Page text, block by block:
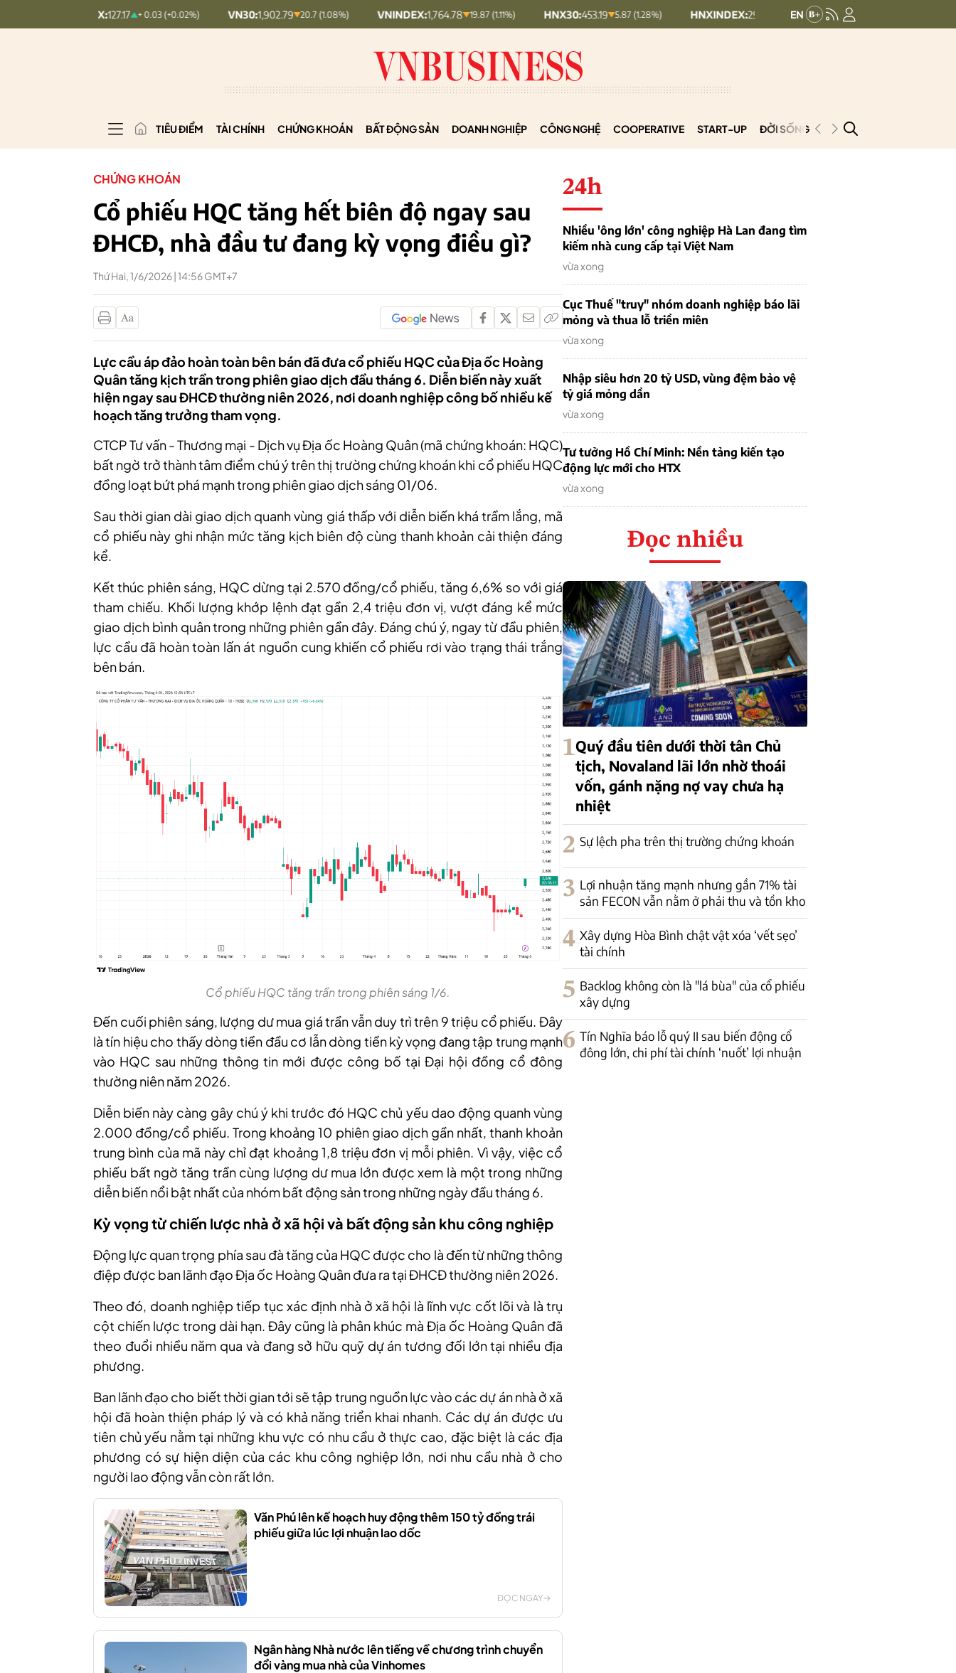
+ 0.03 (+0.02%) VN30: 1,902.79 20.7 (1.08%) VNINDEX: 1,764.78 19.87 (1.11%) HNX30: 453.19 5.87 (1.28%) HNXINDEX:292.64 8.56 (2.84%) UPCOMINDEX:
TIÊU ĐIỂM TÀI CHÍNH CHỨNG KHOÁN BẤT ĐỘNG SẢN DOANH NGHIỆP CÔNG NGHỆ COOPERATIVE START-UP ĐỜI SỐNG PODCAST
CHỨNG KHOÁN
Cổ phiếu HQC tăng hết biên độ ngay sau
ĐHCĐ, nhà đầu tư đang kỳ vọng điều gì?
Thứ Hai, 1/6/2026 | 14:56 GMT+7
Lực cầu áp đảo hoàn toàn bên bán đã đưa cổ phiếu HQC của Địa ốc Hoàng
Quân tăng kịch trần trong phiên giao dịch đầu tháng 6. Diễn biến này xuất
hiện ngay sau ĐHCĐ thường niên 2026, nơi doanh nghiệp công bố nhiều kế
hoạch tăng trưởng tham vọng.
CTCP Tư vấn - Thương mại - Dịch vụ Địa ốc Hoàng Quân (mã chứng khoán: HQC)
bất ngờ trở thành tâm điểm chú ý trên thị trường chứng khoán khi cổ phiếu HQC
đồng loạt bứt phá mạnh trong phiên giao dịch sáng 01/06.
Sau thời gian dài giao dịch quanh vùng giá thấp với diễn biến khá trầm lắng, mã
cổ phiếu này ghi nhận mức tăng kịch biên độ cùng thanh khoản cải thiện đáng
kể.
Kết thúc phiên sáng, HQC dừng tại 2.570 đồng/cổ phiếu, tăng 6,6% so với giá
tham chiếu. Khối lượng khớp lệnh đạt gần 2,4 triệu đơn vị, vượt đáng kể mức
giao dịch bình quân trong những phiên gần đây. Đáng chú ý, ngay từ đầu phiên,
lực cầu đã hoàn toàn lấn át nguồn cung khiến cổ phiếu rơi vào trạng thái trắng
bên bán.
Cổ phiếu HQC tăng trần trong phiên sáng 1/6.
Đến cuối phiên sáng, lượng dư mua giá trần vẫn duy trì trên 9 triệu cổ phiếu. Đây
là tín hiệu cho thấy dòng tiền đầu cơ lẫn dòng tiền kỳ vọng đang tập trung mạnh
vào HQC sau những thông tin mới được công bố tại Đại hội đồng cổ đông
thường niên năm 2026.
Diễn biến này càng gây chú ý khi trước đó HQC chủ yếu dao động quanh vùng
2.000 đồng/cổ phiếu. Trong khoảng 10 phiên giao dịch gần nhất, thanh khoản
trung bình của mã này chỉ đạt khoảng 1,8 triệu đơn vị mỗi phiên. Vì vậy, việc cổ
phiếu bất ngờ tăng trần cùng lượng dư mua lớn được xem là một trong những
diễn biến nổi bật nhất của nhóm bất động sản trong những ngày đầu tháng 6.
Kỳ vọng từ chiến lược nhà ở xã hội và bất động sản khu công nghiệp
Động lực quan trọng phía sau đà tăng của HQC được cho là đến từ những thông
điệp được ban lãnh đạo Địa ốc Hoàng Quân đưa ra tại ĐHCĐ thường niên 2026.
Theo đó, doanh nghiệp tiếp tục xác định nhà ở xã hội là lĩnh vực cốt lõi và là trụ
cột chiến lược trong dài hạn. Đây cũng là phân khúc mà Địa ốc Hoàng Quân đã
theo đuổi nhiều năm qua và đang sở hữu quỹ dự án tương đối lớn tại nhiều địa
phương.
Ban lãnh đạo cho biết thời gian tới sẽ tập trung nguồn lực vào các dự án nhà ở xã
hội đã hoàn thiện pháp lý và có khả năng triển khai nhanh. Các dự án được ưu
tiên chủ yếu nằm tại những khu vực có nhu cầu ở thực cao, đặc biệt là các địa
phương có sự hiện diện của các khu công nghiệp lớn, nơi nhu cầu nhà ở cho
người lao động vẫn còn rất lớn.
ĐỌC NGAY
Văn Phú lên kế hoạch huy động thêm 150 tỷ đồng trái
phiếu giữa lúc lợi nhuận lao dốc
Ngân hàng Nhà nước lên tiếng về chương trình chuyển
đổi vàng mua nhà của Vinhomes
24h
Nhiều 'ông lớn' công nghiệp Hà Lan đang tìm
kiếm nhà cung cấp tại Việt Nam
vừa xong
Cục Thuế "truy" nhóm doanh nghiệp báo lãi
mỏng và thua lỗ triền miên
vừa xong
Nhập siêu hơn 20 tỷ USD, vùng đệm bảo vệ
tỷ giá mỏng dần
vừa xong
Tư tưởng Hồ Chí Minh: Nền tảng kiến tạo
động lực mới cho HTX
vừa xong
Đọc nhiều
1Quý đầu tiên dưới thời tân Chủ
tịch, Novaland lãi lớn nhờ thoái
vốn, gánh nặng nợ vay chưa hạ
nhiệt
2 Sự lệch pha trên thị trường chứng khoán
3 Lợi nhuận tăng mạnh nhưng gần 71% tài
sản FECON vẫn nằm ở phải thu và tồn kho
4 Xây dựng Hòa Bình chật vật xóa ‘vết sẹo’
tài chính
5 Backlog không còn là "lá bùa" của cổ phiếu
xây dựng
6 Tín Nghĩa báo lỗ quý II sau biến động cổ
đông lớn, chi phí tài chính ‘nuốt’ lợi nhuận